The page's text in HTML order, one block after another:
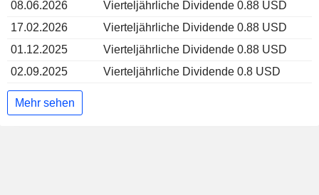
08.06.2026
Vierteljährliche Dividende 0.88 USD
17.02.2026
Vierteljährliche Dividende 0.88 USD
01.12.2025
Vierteljährliche Dividende 0.88 USD
02.09.2025
Vierteljährliche Dividende 0.8 USD
Mehr sehen